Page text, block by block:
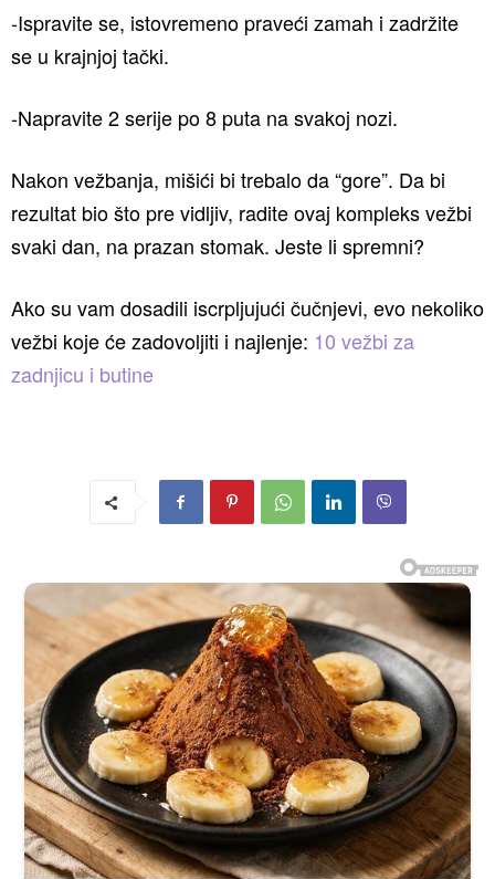
-Ispravite se, istovremeno praveći zamah i zadržite
se u krajnjoj tački.
-Napravite 2 serije po 8 puta na svakoj nozi.
Nakon vežbanja, mišići bi trebalo da “gore”. Da bi
rezultat bio što pre vidljiv, radite ovaj kompleks vežbi
svaki dan, na prazan stomak. Jeste li spremni?
Ako su vam dosadili iscrpljujući čučnjevi, evo nekoliko
vežbi koje će zadovoljiti i najlenje: 10 vežbi za
zadnjicu i butine